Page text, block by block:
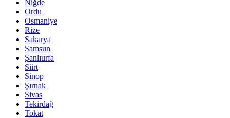
Niğde
Ordu
Osmaniye
Rize
Sakarya
Samsun
Şanlıurfa
Siirt
Sinop
Şırnak
Sivas
Tekirdağ
Tokat